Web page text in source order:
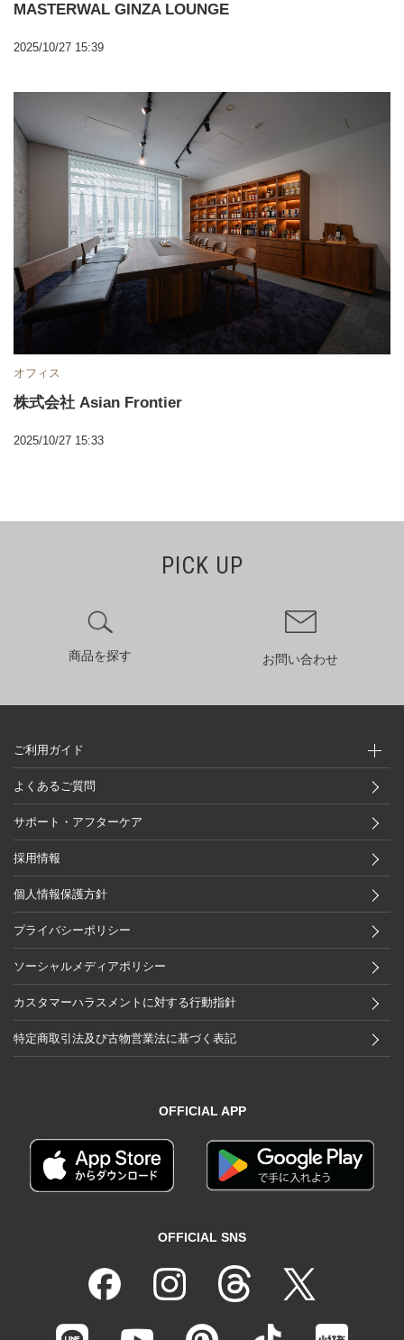
MASTERWAL GINZA LOUNGE
2025/10/27 15:39
オフィス
株式会社 Asian Frontier
2025/10/27 15:33
PICK UP
商品を探す お問い合わせ
ご利用ガイド
よくあるご質問
サポート・アフターケア
採用情報
個人情報保護方針
プライバシーポリシー
ソーシャルメディアポリシー
カスタマーハラスメントに対する行動指針
特定商取引法及び古物営業法に基づく表記
OFFICIAL APP
OFFICIAL SNS